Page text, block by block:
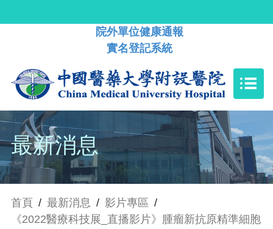
院外單位健康通報
實名登記系統
最新消息
首頁 / 最新消息 / 影片專區 /
《2022醫療科技展_直播影片》腫瘤新抗原精準細胞